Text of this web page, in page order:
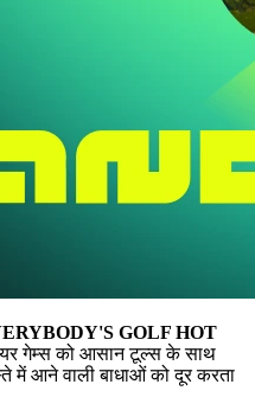
GOLF HOT
गेम्स को आसान टूल्स के साथ
में आने वाली बाधाओं को दूर करता